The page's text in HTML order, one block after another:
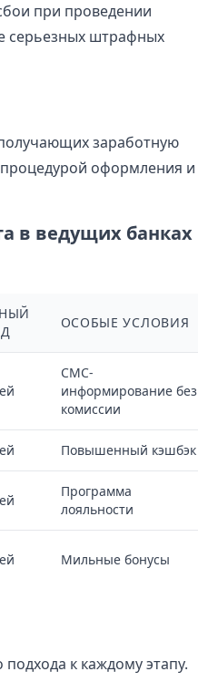
при проведении
серьезных штрафных
заработную
процедурой оформления и
в ведущих банках
ОСОБЫЕ УСЛОВИЯ
СМС-
информирование без
комиссии
Повышенный кэшбэк
Программа
лояльности
Мильные бонусы
к каждому этапу.